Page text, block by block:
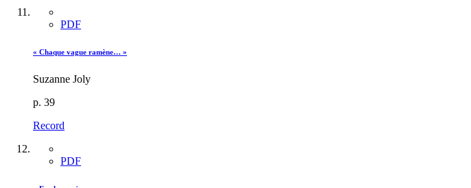
PDF
« Chaque vague ramène… »
Suzanne Joly
p. 39
Record
PDF